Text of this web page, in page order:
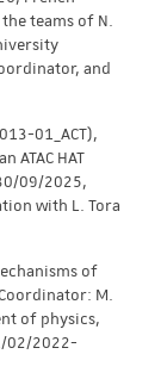
teams of N.
and
01_ACT),
HAT
09/2025,
with L. Tora
of
M.
of physics,
02/2022-